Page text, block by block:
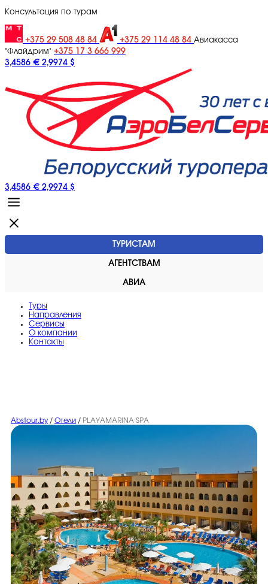
Консультация по турам
+375 29 508 48 84 +375 29 114 48 84 Авиакасса
"Флайдрим" +375 17 3 666 999
3,4586 € 2,9974 $
3,4586 € 2,9974 $
ТУРИСТАМ
АГЕНТСТВАМ
АВИА
Туры
Направления
Сервисы
O компании
Контакты
Abstour.by / Отели / PLAYAMARINA SPA